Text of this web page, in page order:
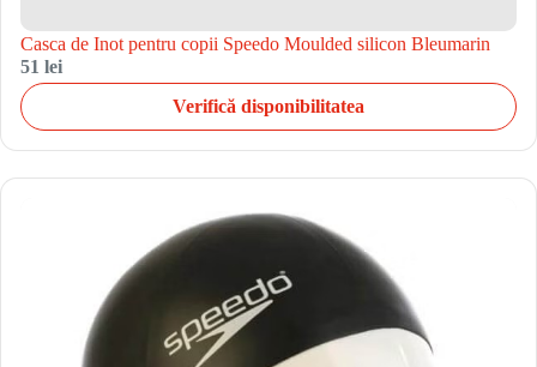
Casca de Inot pentru copii Speedo Moulded silicon Bleumarin
51 lei
Verifică disponibilitatea